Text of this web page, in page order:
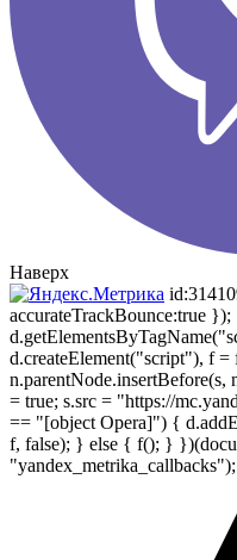
Наверх
accurateTrackBounce:true
d.createElement("script"), f
= true; s.src = "https://
== "[object Opera]") {
f, false); } else { f(); }
"yandex_metrika_callbacks");